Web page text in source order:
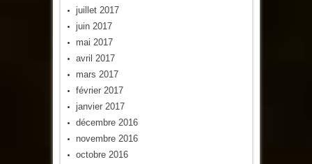
juillet 2017
juin 2017
mai 2017
avril 2017
mars 2017
février 2017
janvier 2017
décembre 2016
novembre 2016
octobre 2016